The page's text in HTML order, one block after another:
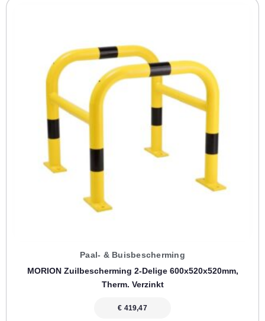
Paal- & Buisbescherming
MORION Zuilbescherming 2-Delige 600x520x520mm,
Therm. Verzinkt
€ 419,47